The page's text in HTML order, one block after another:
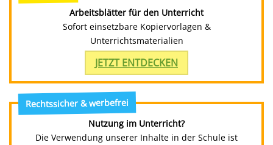
Arbeitsblätter für den Unterricht
Sofort einsetzbare Kopiervorlagen &
Unterrichtsmaterialien
JETZT ENTDECKEN
Rechtssicher & werbefrei
Nutzung im Unterricht?
Die Verwendung unserer Inhalte in der Schule ist